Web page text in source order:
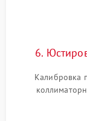
6.
Калибровка
механизма
ударном